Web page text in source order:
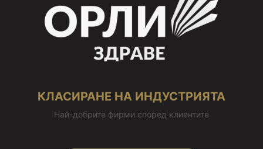
КЛАСИРАНЕ НА ИНДУСТРИЯТА
Най-добрите фирми според клиентите